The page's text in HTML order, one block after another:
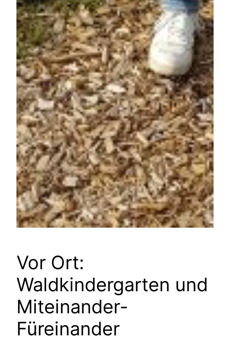
Vor Ort:
Waldkindergarten und
Miteinander-
Füreinander